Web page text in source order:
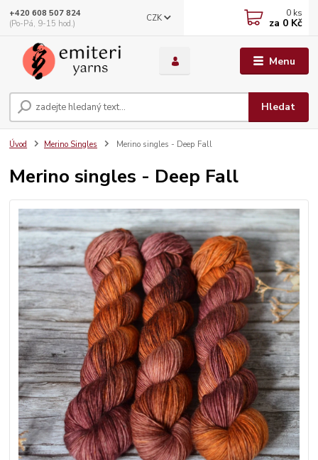
Menu
CZK
Hledat
+420 608 507 824
(Po-Pá, 9-15 hod.)
0 ks
za 0 Kč
Úvod Merino Singles Merino singles - Deep Fall
Merino singles - Deep Fall